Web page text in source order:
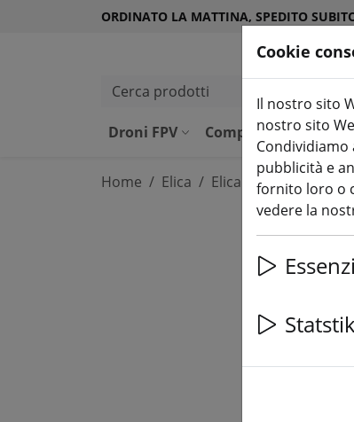
ORDINATO LA MATTINA, SPEDITO
Cerca prodotti
Droni FPV
Componenti
Home Elica Elica da 5 pollici
Cookie
Il nostro sito
nostro sito
pubblicità e
fornito loro o
vedere la